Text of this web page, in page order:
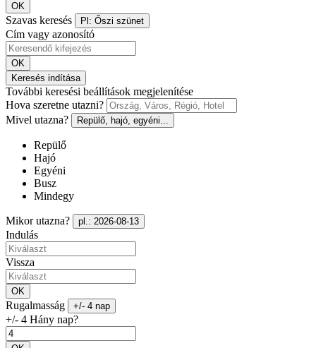
OK
Szavas keresés Pl: Őszi szünet
Cím vagy azonosító
OK
Keresés indítása
További keresési beállítások megjelenítése
Hova szeretne utazni?
Mivel utazna?
Repülő, hajó, egyéni...
Repülő
Hajó
Egyéni
Busz
Mindegy
Mikor utazna? pl.: 2026-08-13
Indulás
Vissza
OK
Rugalmasság +/- 4 nap
+/- 4 Hány nap?